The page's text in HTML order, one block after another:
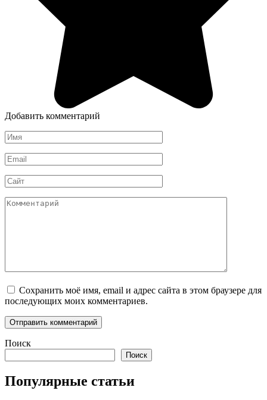
Добавить комментарий
Имя
*
Email
*
Сайт
Комментарий
Сохранить моё имя, email и адрес сайта в этом браузере для
последующих моих комментариев.
Поиск
Поиск
Популярные статьи